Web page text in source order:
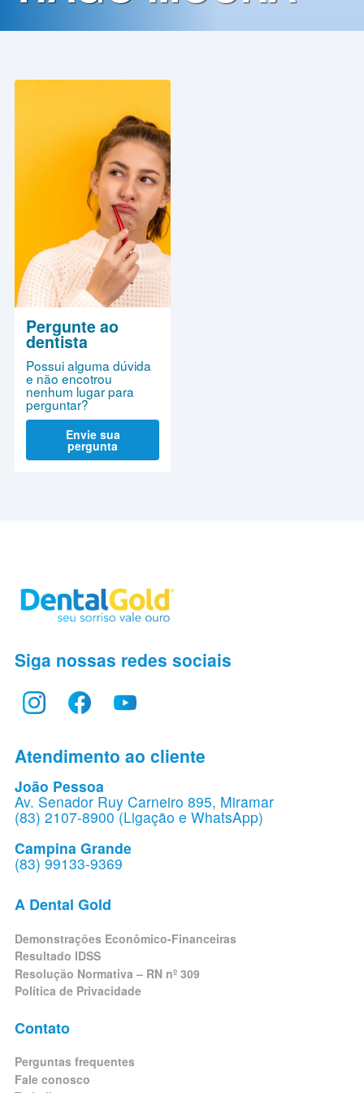
de
Pergunte ao
dentista
Possui alguma dúvida
e não encotrou
nenhum lugar para
perguntar?
Envie sua
pergunta
Siga nossas redes sociais
Atendimento ao cliente
João Pessoa
Av. Senador Ruy Carneiro 895, Miramar
(83) 2107-8900 (Ligação e WhatsApp)
Campina Grande
(83) 99133-9369
A Dental Gold
Demonstrações Econômico-Financeiras
Resultado IDSS
Resolução Normativa – RN nº 309
Política de Privacidade
Contato
Perguntas frequentes
Fale conosco